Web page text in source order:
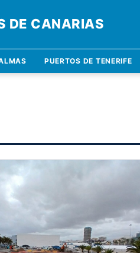
DE CANARIAS
PUERTOS DE TENERIFE